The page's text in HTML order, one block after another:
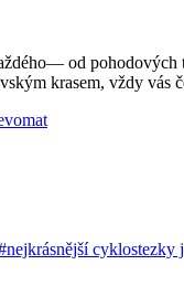
od pohodových
krasem, vždy vás
cyklostezky